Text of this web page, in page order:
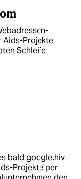
Aids-Projekte
Schleife
bald google.hiv
Projekte per